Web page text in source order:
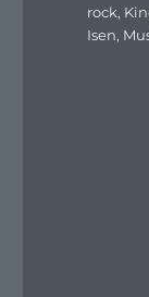
rock,
Isen,